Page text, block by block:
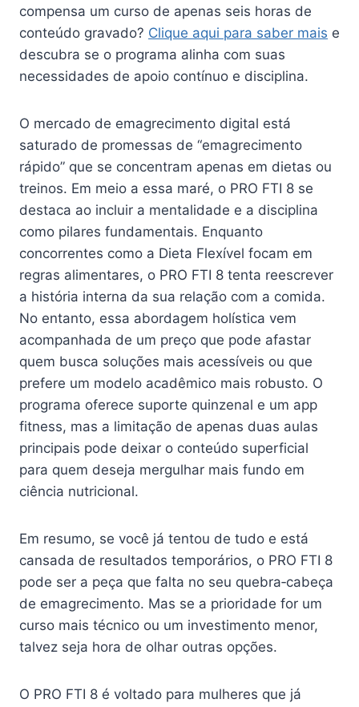
compensa um curso de apenas seis horas de
conteúdo gravado? Clique aqui para saber mais e
descubra se o programa alinha com suas
necessidades de apoio contínuo e disciplina.
O mercado de emagrecimento digital está
saturado de promessas de “emagrecimento
rápido” que se concentram apenas em dietas ou
treinos. Em meio a essa maré, o PRO FTI 8 se
destaca ao incluir a mentalidade e a disciplina
como pilares fundamentais. Enquanto
concorrentes como a Dieta Flexível focam em
regras alimentares, o PRO FTI 8 tenta reescrever
a história interna da sua relação com a comida.
No entanto, essa abordagem holística vem
acompanhada de um preço que pode afastar
quem busca soluções mais acessíveis ou que
prefere um modelo acadêmico mais robusto. O
programa oferece suporte quinzenal e um app
fitness, mas a limitação de apenas duas aulas
principais pode deixar o conteúdo superficial
para quem deseja mergulhar mais fundo em
ciência nutricional.
Em resumo, se você já tentou de tudo e está
cansada de resultados temporários, o PRO FTI 8
pode ser a peça que falta no seu quebra‑cabeça
de emagrecimento. Mas se a prioridade for um
curso mais técnico ou um investimento menor,
talvez seja hora de olhar outras opções.
O PRO FTI 8 é voltado para mulheres que já